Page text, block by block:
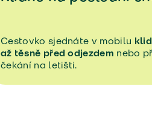
Cestovko sjednáte v mobilu
až těsně před odjezdem nebo
čekání na letišti.